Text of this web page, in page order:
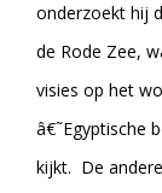
onderzoekt hij
de Rode Zee,
visies op het
â€˜Egyptische
kijkt. De